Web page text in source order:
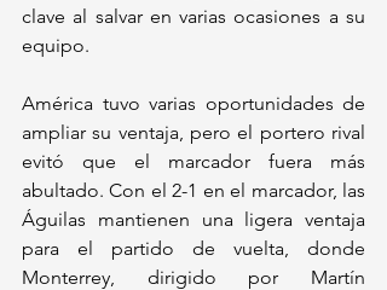
clave al salvar en varias ocasiones a su
equipo.
América tuvo varias oportunidades de
ampliar su ventaja, pero el portero rival
evitó que el marcador fuera más
abultado. Con el 2-1 en el marcador, las
Águilas mantienen una ligera ventaja
para el partido de vuelta, donde
Monterrey, dirigido por Martín